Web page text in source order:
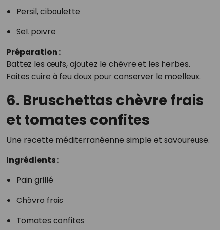
Persil, ciboulette
Sel, poivre
Préparation :
Battez les œufs, ajoutez le chèvre et les herbes.
Faites cuire à feu doux pour conserver le moelleux.
6. Bruschettas chèvre frais
et tomates confites
Une recette méditerranéenne simple et savoureuse.
Ingrédients :
Pain grillé
Chèvre frais
Tomates confites